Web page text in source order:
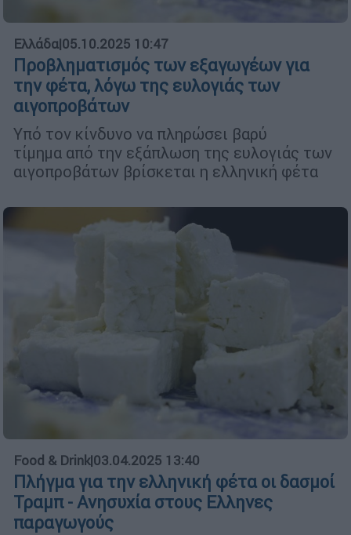
Ελλάδα|05.10.2025 10:47
Προβληματισμός των εξαγωγέων για
την φέτα, λόγω της ευλογιάς των
αιγοπροβάτων
Υπό τον κίνδυνο να πληρώσει βαρύ
τίμημα από την εξάπλωση της ευλογιάς των
αιγοπροβάτων βρίσκεται η ελληνική φέτα
Food & Drink|03.04.2025 13:40
Πλήγμα για την ελληνική φέτα οι δασμοί
Τραμπ - Ανησυχία στους Ελληνες
παραγωγούς